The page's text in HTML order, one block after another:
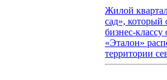
Жилой
сад», который
бизнес-
«Эталон»
территории